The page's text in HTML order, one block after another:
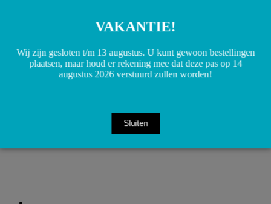
A1644200548 1644200548 W164 ML Remslang achteras
Toevoegen aan winkelwagen
VAKANTIE!
Wij zijn gesloten t/m 13 augustus. U kunt gewoon bestellingen
plaatsen, maar houd er rekening mee dat deze pas op 14
augustus 2026 verstuurd zullen worden!
Sluiten